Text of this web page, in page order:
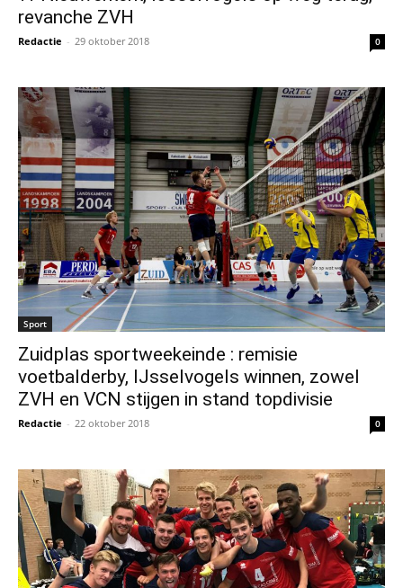
revanche ZVH
Redactie - 29 oktober 2018 0
Sport
Zuidplas sportweekeinde : remisie
voetbalderby, IJsselvogels winnen, zowel
ZVH en VCN stijgen in stand topdivisie
Redactie - 22 oktober 2018 0